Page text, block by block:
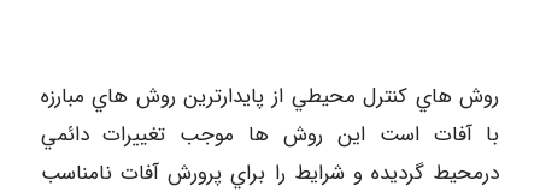
روش هاي كنترل محيطي از پايدارترين روش هاي مبارزه
با آفات است اين روش ها موجب تغييرات دائمي
درمحيط گرديده و شرايط را براي پرورش آفات نامناسب